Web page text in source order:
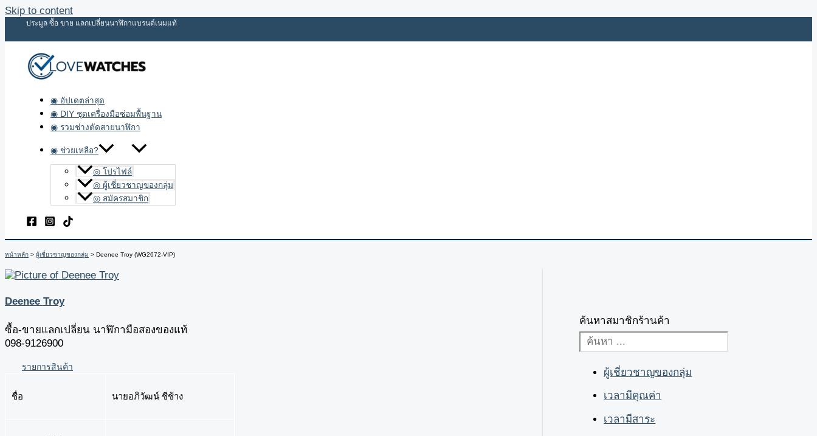
Skip to content
ประมูล ซื้อ ขาย แลกเปลี่ยนนาฬิกาแบรนด์เนมแท้
◉ อัปเดตล่าสุด
◉ DIY ชุดเครื่องมือซ่อมพื้นฐาน
◉ รวมช่างตัดสายนาฬิกา
◉ ช่วยเหลือ?
◎ โปรไฟล์
◎ ผู้เชี่ยวชาญของกลุ่ม
◎ สมัครสมาชิก
หน้าหลัก ผู้เชี่ยวชาญของกลุ่ม Deenee Troy (WG2672-VIP)
Deenee Troy
ซื้อ-ขายแลกเปลี่ยน นาฬิกามือสองของแท้
098-9126900
รายการสินค้า
ชื่อ นายอภิวัฒน์ ชีช้าง
ค้นหาสมาชิกร้านค้า
ผู้เชี่ยวชาญของกลุ่ม
เวลามีคุณค่า
เวลามีสาระ